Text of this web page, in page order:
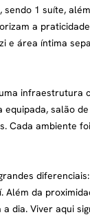
1 suíte,
a
e área íntima
equipada, salão
Cada ambiente
Além da
dia. Viver aqui